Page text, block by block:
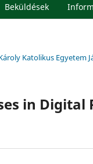
Beküldések
Katolikus
in Digital